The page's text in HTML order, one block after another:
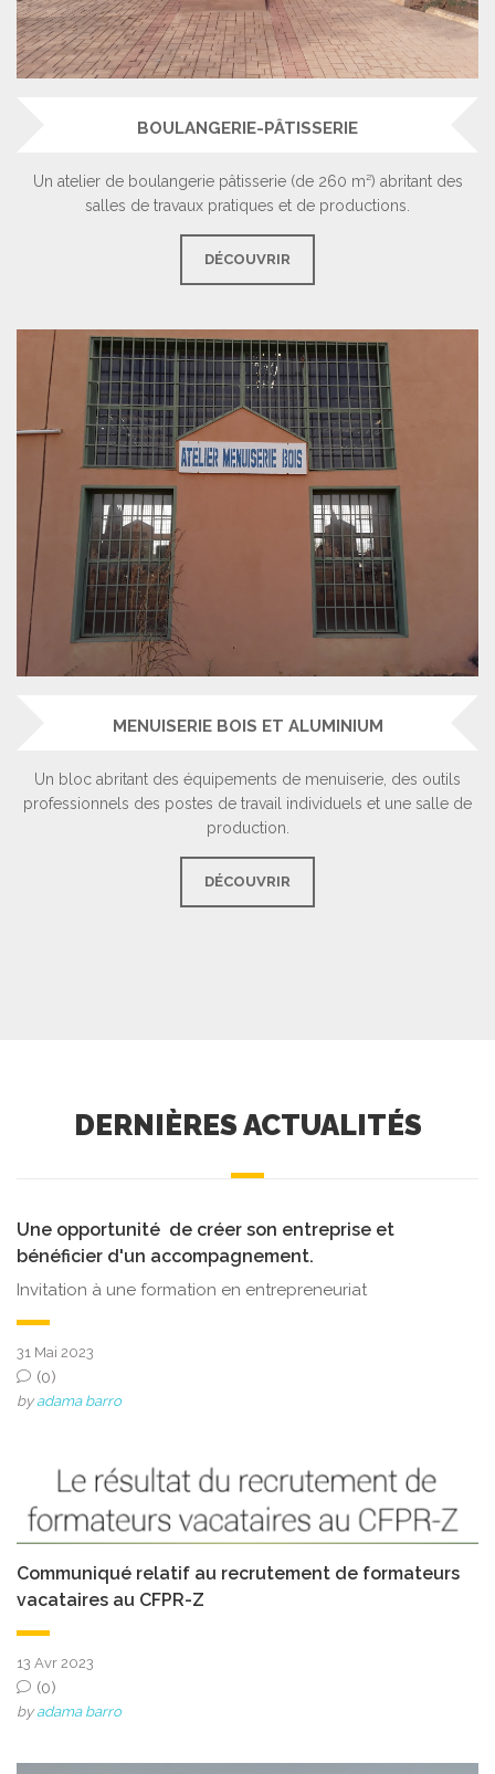
BOULANGERIE-PÂTISSERIE
Un atelier de boulangerie pâtisserie (de 260 m²) abritant des
salles de travaux pratiques et de productions.
DÉCOUVRIR
MENUISERIE BOIS ET ALUMINIUM
Un bloc abritant des équipements de menuiserie, des outils
professionnels des postes de travail individuels et une salle de
production.
DÉCOUVRIR
DERNIÈRES ACTUALITÉS
Une opportunité de créer son entreprise et
bénéficier d'un accompagnement.
Invitation à une formation en entrepreneuriat
31 Mai 2023
(0)
byadama barro
Communiqué relatif au recrutement de formateurs
vacataires au CFPR-Z
13 Avr 2023
(0)
byadama barro